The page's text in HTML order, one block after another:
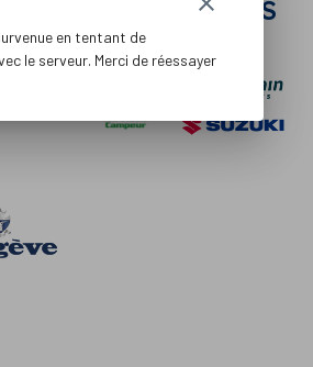
PARTENAIRES
en tentant de
le serveur. Merci de réessayer